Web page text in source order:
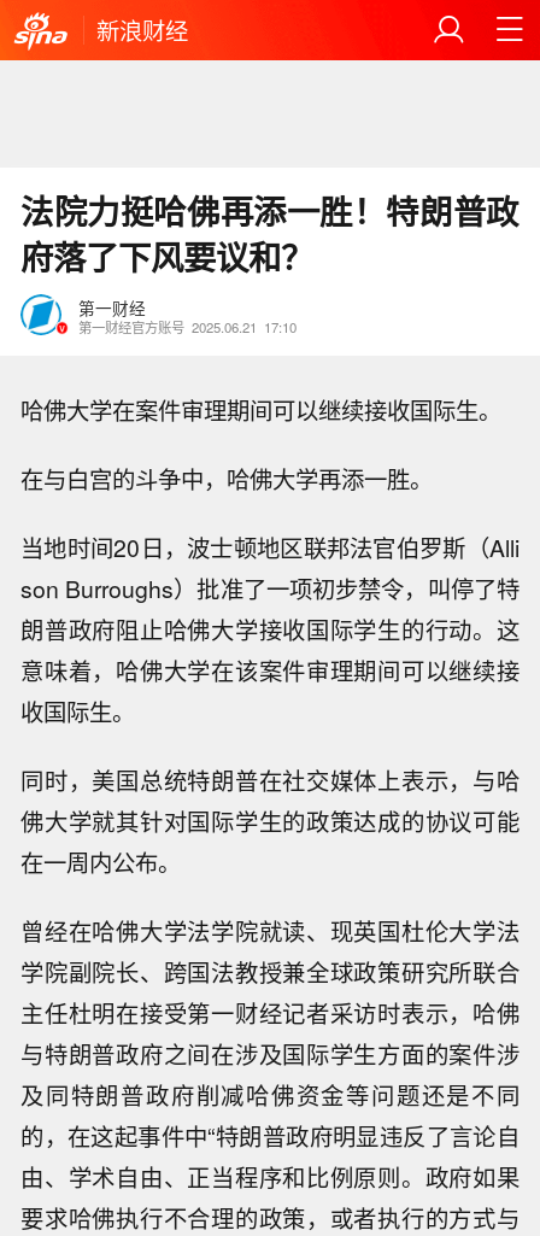
新浪财经
法院力挺哈佛再添一胜！特朗普政
府落了下风要议和？
第一财经
第一财经官方账号 2025.06.21 17:10
哈佛大学在案件审理期间可以继续接收国际生。
在与白宫的斗争中，哈佛大学再添一胜。
当地时间20日，波士顿地区联邦法官伯罗斯（Alli
son Burroughs）批准了一项初步禁令，叫停了特
朗普政府阻止哈佛大学接收国际学生的行动。这
意味着，哈佛大学在该案件审理期间可以继续接
收国际生。
同时，美国总统特朗普在社交媒体上表示，与哈
佛大学就其针对国际学生的政策达成的协议可能
在一周内公布。
曾经在哈佛大学法学院就读、现英国杜伦大学法
学院副院长、跨国法教授兼全球政策研究所联合
主任杜明在接受第一财经记者采访时表示，哈佛
与特朗普政府之间在涉及国际学生方面的案件涉
及同特朗普政府削减哈佛资金等问题还是不同
的，在这起事件中“特朗普政府明显违反了言论自
由、学术自由、正当程序和比例原则。政府如果
要求哈佛执行不合理的政策，或者执行的方式与